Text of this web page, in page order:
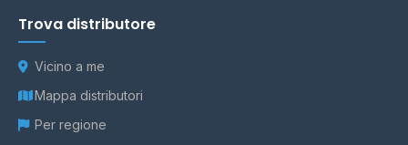
Trova distributore
Vicino a me
Mappa distributori
Per regione